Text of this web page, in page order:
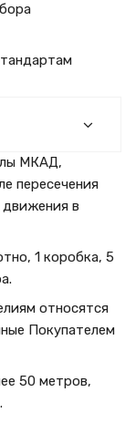
МКАД,
пересечения
в
1 коробка, 5
относятся
Покупателем
50 метров,